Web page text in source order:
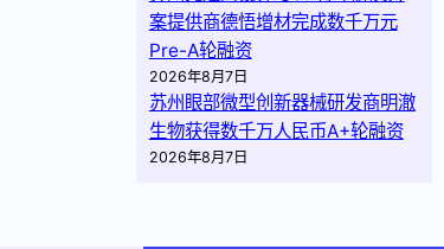
案提供商德悟增材完成数千万元
Pre-A轮融资
2026年8月7日
苏州眼部微型创新器械研发商明澈
生物获得数千万人民币A+轮融资
2026年8月7日